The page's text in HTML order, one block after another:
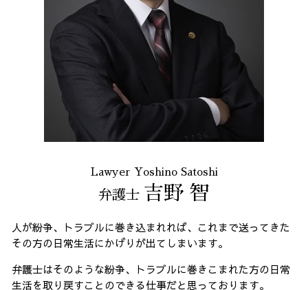
Lawyer Yoshino Satoshi
弁護士 吉野 智
人が紛争、トラブルに巻き込まれれば、これまで送ってきた
その方の日常生活にかげりが出てしまいます。
弁護士はそのような紛争、トラブルに巻きこまれた方の日常
生活を取り戻すことのできる仕事だと思っております。